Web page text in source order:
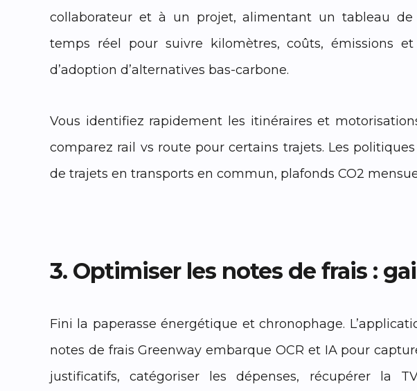
collaborateur et à un projet, alimentant un tableau de
temps réel pour suivre kilomètres, coûts, émissions
d’adoption d’alternatives bas-carbone.
Vous identifiez rapidement les itinéraires et
comparez rail vs route pour certains trajets. Les
de trajets en transports en commun, plafonds CO2
3. Optimiser les notes de frais :
Fini la paperasse énergétique et chronophage.
notes de frais Greenway embarque OCR et IA pour
justificatifs, catégoriser les dépenses, récupérer la